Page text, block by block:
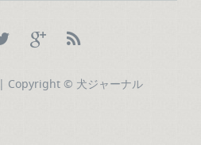
| Copyright © 犬ジャーナル